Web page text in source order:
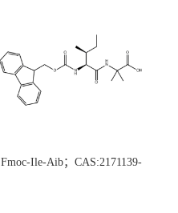
Fmoc-Ile-Aib；CAS:2171139-